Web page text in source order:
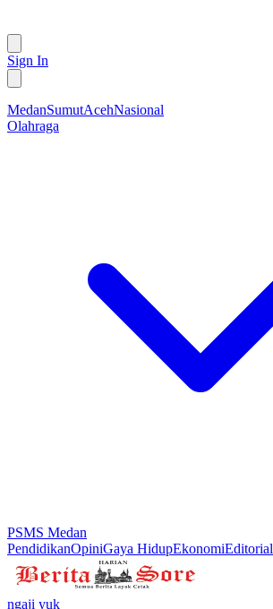
Sign In
MedanSumutAcehNasional
Olahraga
PSMS Medan
PendidikanOpiniGaya HidupEkonomiEditorial
ngaji yuk